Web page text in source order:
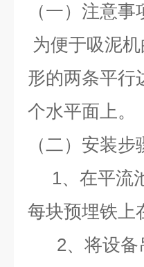
（一）注意事
为便于吸泥
形的两条平行
个水平面上。
（二）安装步
1、在平流
每块预埋铁上
2、将设